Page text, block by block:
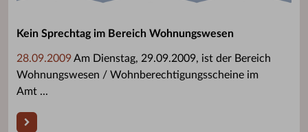
Kein Sprechtag im Bereich Wohnungswesen
28.09.2009Am Dienstag, 29.09.2009, ist der Bereich
Wohnungswesen / Wohnberechtigungsscheine im
Amt ...